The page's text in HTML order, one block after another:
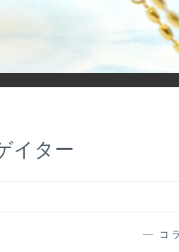
ー・アクセサリーを愛し、コーデ
イター
— コ